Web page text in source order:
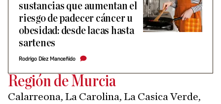
sustancias que aumentan el
riesgo de padecer cáncer u
obesidad: desde lacas hasta
sartenes
Rodrigo Díez Manceñido
Región de Murcia
Calarreona, La Carolina, La Casica Verde,